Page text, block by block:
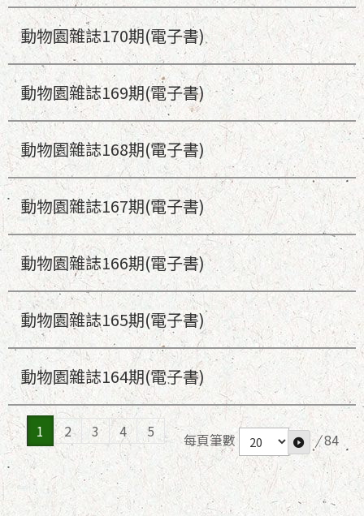
動物園雜誌170期(電子書)
動物園雜誌169期(電子書)
動物園雜誌168期(電子書)
動物園雜誌167期(電子書)
動物園雜誌166期(電子書)
動物園雜誌165期(電子書)
動物園雜誌164期(電子書)
1 2 3 4 5 每頁筆數 / 84